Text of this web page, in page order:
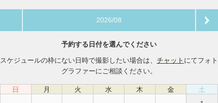
2026/08
予約する日付を選んでください
スケジュールの枠にない日時で撮影したい場合は、 チャット にてフォト
グラファーにご相談ください。
日 月 火 水 木 金
土